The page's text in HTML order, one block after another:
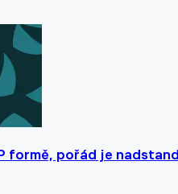
formě, pořád je